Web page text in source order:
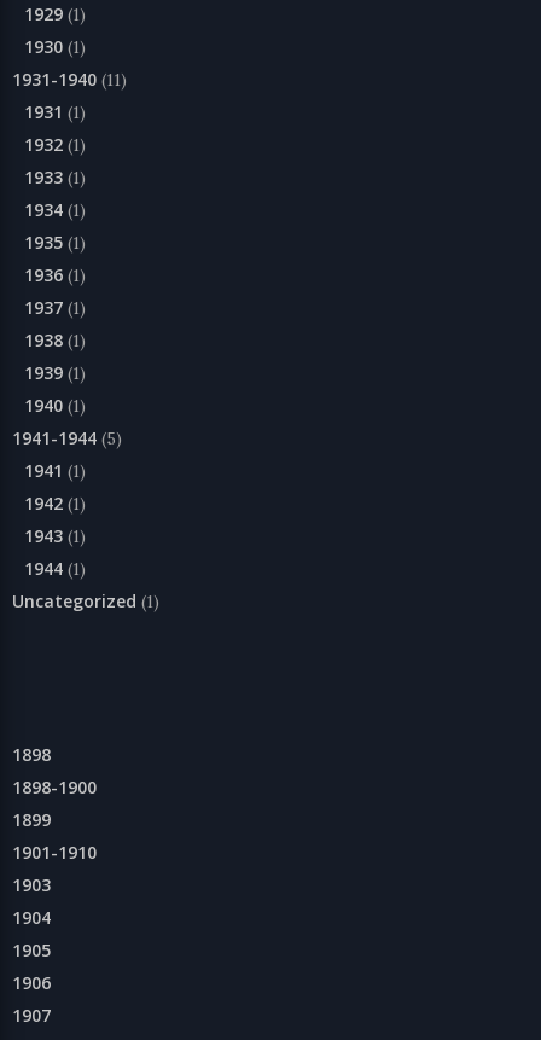
1929 (1)
1930 (1)
1931-1940 (11)
1931 (1)
1932 (1)
1933 (1)
1934 (1)
1935 (1)
1936 (1)
1937 (1)
1938 (1)
1939 (1)
1940 (1)
1941-1944 (5)
1941 (1)
1942 (1)
1943 (1)
1944 (1)
Uncategorized (1)
1898
1898-1900
1899
1901-1910
1903
1904
1905
1906
1907